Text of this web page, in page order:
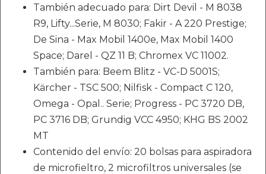
También adecuado para: Dirt Devil - M 8038
R9, Lifty...Serie, M 8030; Fakir - A 220 Prestige;
De Sina - Max Mobil 1400e, Max Mobil 1400
Space; Darel - QZ 11 B; Chromex VC 11002.
También para: Beem Blitz - VC-D 5001S;
Kärcher - TSC 500; Nilfisk - Compact C 120,
Omega - Opal.. Serie; Progress - PC 3720 DB,
PC 3716 DB; Grundig VCC 4950; KHG BS 2002
MT
Contenido del envío: 20 bolsas para aspiradora
de microfieltro, 2 microfiltros universales (se